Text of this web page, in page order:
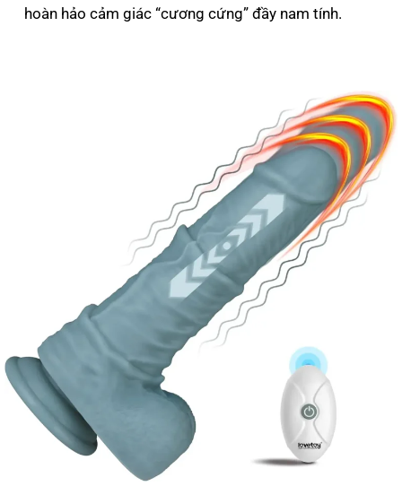
hoàn hảo cảm giác “cương cứng” đầy nam tính.